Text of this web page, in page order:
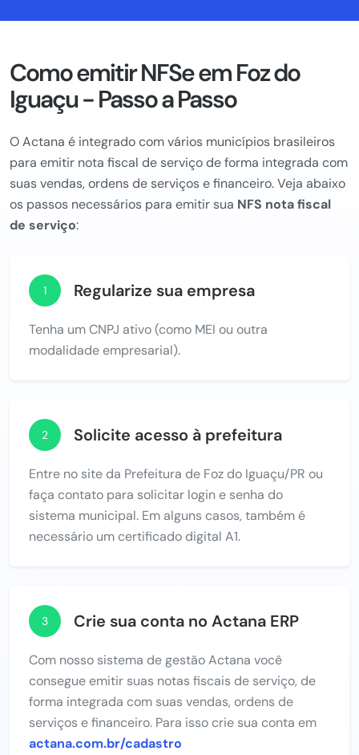
Como emitir NFSe em Foz do
Iguaçu - Passo a Passo
O Actana é integrado com vários municípios brasileiros
para emitir nota fiscal de serviço de forma integrada com
suas vendas, ordens de serviços e financeiro. Veja abaixo
os passos necessários para emitir sua NFS nota fiscal
de serviço:
1 Regularize sua empresa
Tenha um CNPJ ativo (como MEI ou outra
modalidade empresarial).
2 Solicite acesso à prefeitura
Entre no site da Prefeitura de Foz do Iguaçu/PR ou
faça contato para solicitar login e senha do
sistema municipal. Em alguns casos, também é
necessário um certificado digital A1.
3 Crie sua conta no Actana ERP
Com nosso sistema de gestão Actana você
consegue emitir suas notas fiscais de serviço, de
forma integrada com suas vendas, ordens de
serviços e financeiro. Para isso crie sua conta em
actana.com.br/cadastro